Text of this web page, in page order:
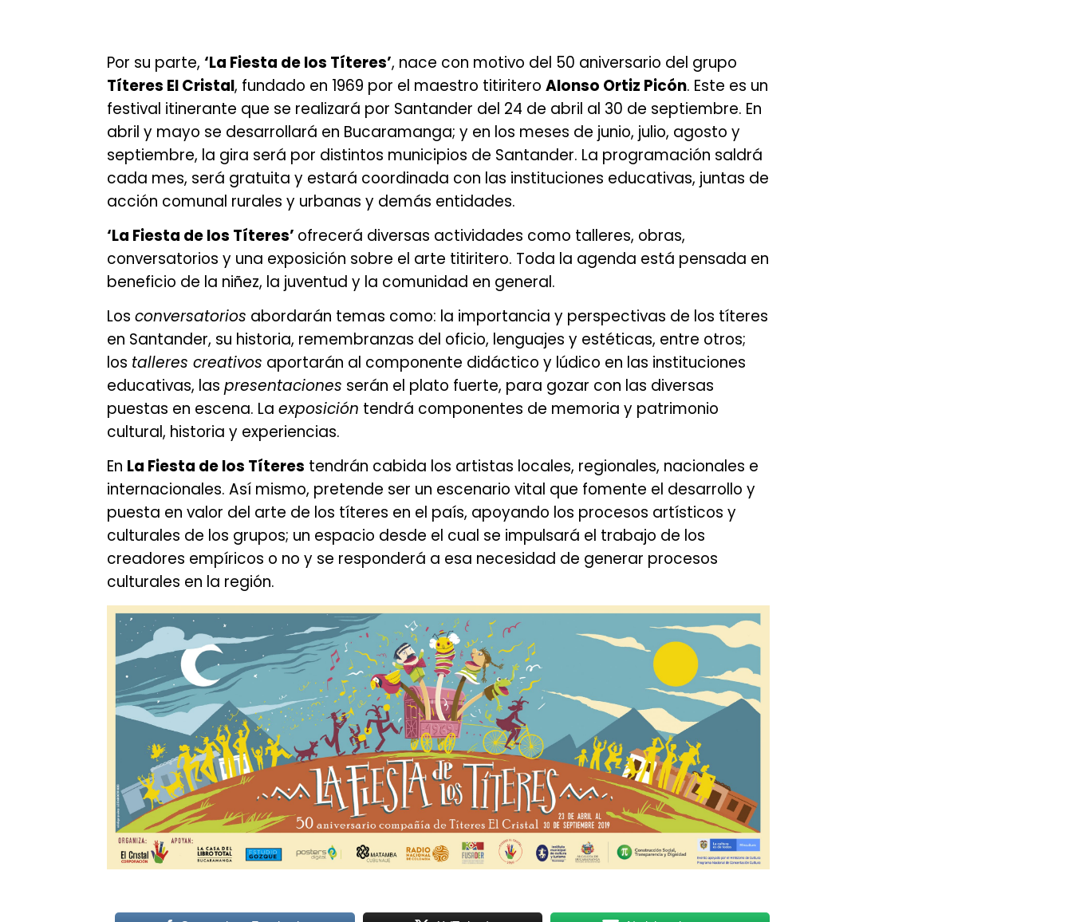
Por su parte,‘La Fiesta de los Títeres’, nace con motivo del 50 aniversario del grupo
Títeres El Cristal, fundado en 1969 por el maestro titiriteroAlonso Ortiz Picón. Este es un
festival itinerante que se realizará por Santander del 24 de abril al 30 de septiembre. En
abril y mayo se desarrollará en Bucaramanga; y en los meses de junio, julio, agosto y
septiembre, la gira será por distintos municipios de Santander. La programación saldrá
cada mes, será gratuita y estará coordinada con las instituciones educativas, juntas de
acción comunal rurales y urbanas y demás entidades.
‘La Fiesta de los Títeres’ ofrecerá diversas actividades como talleres, obras,
conversatorios y una exposición sobre el arte titiritero. Toda la agenda está pensada en
beneficio de la niñez, la juventud y la comunidad en general.
Losconversatorios abordarán temas como: la importancia y perspectivas de los títeres
en Santander, su historia, remembranzas del oficio, lenguajes y estéticas, entre otros;
los talleres creativos aportarán al componente didáctico y lúdico en las instituciones
educativas, laspresentaciones serán el plato fuerte, para gozar con las diversas
puestas en escena. Laexposición tendrá componentes de memoria y patrimonio
cultural, historia y experiencias.
En La Fiesta de los Títeres tendrán cabida los artistas locales, regionales, nacionales e
internacionales. Así mismo, pretende ser un escenario vital que fomente el desarrollo y
puesta en valor del arte de los títeres en el país, apoyando los procesos artísticos y
culturales de los grupos; un espacio desde el cual se impulsará el trabajo de los
creadores empíricos o no y se responderá a esa necesidad de generar procesos
culturales en la región.